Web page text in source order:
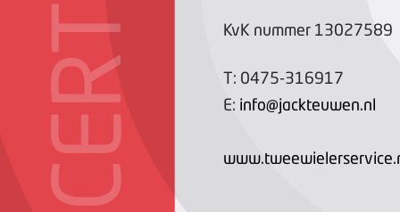
KvK nummer 13027589
T: 0475-316917
E: info@jackteuwen.nl